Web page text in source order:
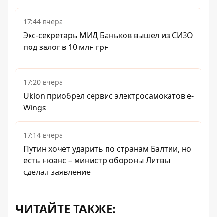
17:44 вчера
Экс-секретарь МИД Баньков вышел из СИЗО
под залог в 10 млн грн
17:20 вчера
Uklon приобрел сервис электросамокатов e-
Wings
17:14 вчера
Путин хочет ударить по странам Балтии, но
есть нюанс – министр обороны Литвы
сделал заявление
ЧИТАЙТЕ ТАКЖЕ: